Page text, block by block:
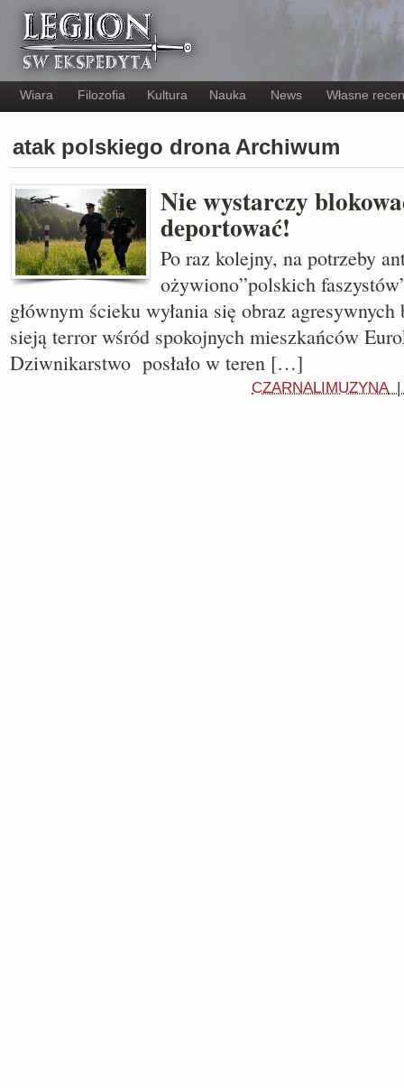
Wiara Filozofia Kultura Nauka News Własne
atak polskiego drona Archiwum
Nie wystarczy
deportować!
Po raz kolejny, na potrzeby
ożywiono”polskich
głównym ścieku wyłania się obraz
sieją terror wśród spokojnych mieszkańców
Dziwnikarstwo posłało w teren […]
CZARNALIMUZYNA